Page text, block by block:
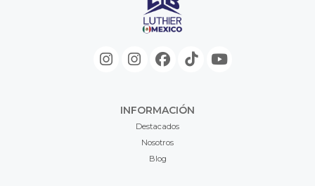
INFORMACIÓN
Destacados
Nosotros
Blog